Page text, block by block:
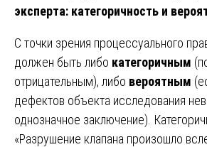
эксперта: категоричность и
С точки зрения процессуального
должен быть либо категоричным
отрицательным), либо вероятным
дефектов объекта исследования
однозначное заключение).
«Разрушение клапана произошло